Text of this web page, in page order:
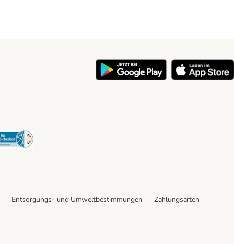
Security
Entsorgungs- und Umweltbestimmungen
Zahlungsarten